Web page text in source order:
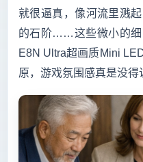
就很逼真，像河流里溅
的石阶……这些微小的细
E8N Ultra超画质Mini
原，游戏氛围感真是没得